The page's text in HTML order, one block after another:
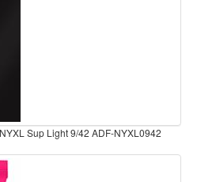
Medium 11/49 ADF-NYXL1149